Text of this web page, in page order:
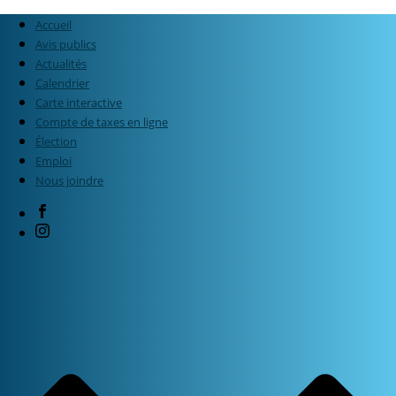
Accueil
Avis publics
Actualités
Calendrier
Carte interactive
Compte de taxes en ligne
Élection
Emploi
Nous joindre